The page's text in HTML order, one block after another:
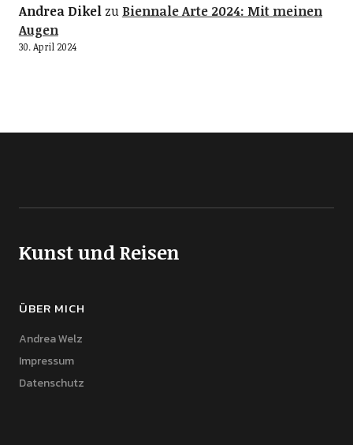
Andrea Dikelzu Biennale Arte 2024: Mit meinen
Augen
30. April 2024
Kunst und Reisen
ÜBER MICH
Andrea Welz
Impressum
Datenschutz